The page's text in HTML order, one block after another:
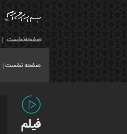
صفحه‌نخست |
صفحه نخست |
فیلم